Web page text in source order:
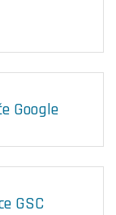
Google
GSC